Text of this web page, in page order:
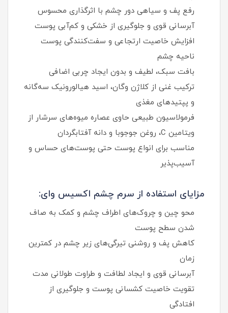
رفع پف و سیاهی دور چشم با اثرگذاری محسوس
آبرسانی قوی و جلوگیری از خشکی و کم‌آبی پوست
افزایش خاصیت ارتجاعی و سفت‌کنندگی پوست
ناحیه چشم
بافت سبک، لطیف و بدون ایجاد چربی اضافی
ترکیب غنی از کلاژن وگان، اسید هیالورونیک سه‌گانه
و پپتیدهای مغذی
فرمولاسیون طبیعی حاوی عصاره میوه‌های سرشار از
ویتامین C، روغن جوجوبا و دانه آفتابگردان
مناسب برای انواع پوست حتی پوست‌های حساس و
آسیب‌پذیر
مزایای استفاده از سرم چشم اکسیس وای:
محو چین و چروک‌های اطراف چشم و کمک به صاف
شدن سطح پوست
کاهش پف و روشنی تیرگی‌های زیر چشم در کمترین
زمان
آبرسانی قوی و ایجاد لطافت و طراوت طولانی مدت
تقویت خاصیت کشسانی پوست و جلوگیری از
افتادگی